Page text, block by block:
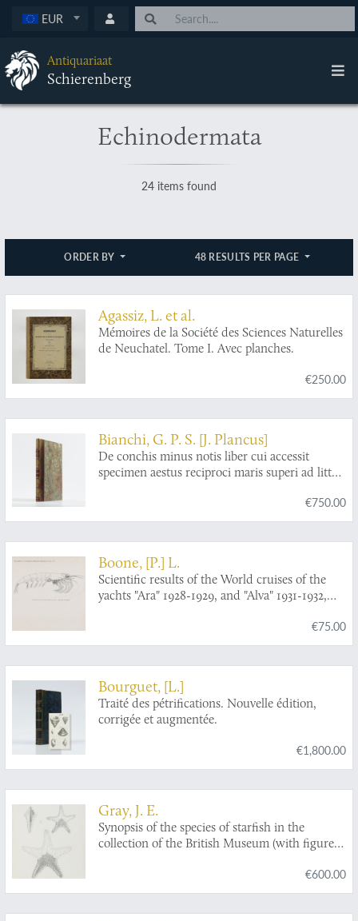
EUR
Antiquariaat
Schierenberg
Echinodermata
24 items found
ORDER BY 48 RESULTS PER PAGE
Agassiz, L. et al.
Mémoires de la Société des Sciences Naturelles
de Neuchatel. Tome I. Avec planches.
€250.00
Bianchi, G. P. S. [J. Plancus]
De conchis minus notis liber cui accessit
specimen aestus reciproci maris superi ad littus
€750.00
Boone, [P.] L.
Scientific results of the World cruises of the
yachts "Ara" 1928-1929, and "Alva" 1931-1932,
Vanderbilt, commanding. Crustacea: Anomura,
Echinoidea.
€75.00
Bourguet, [L.]
Traité des pétrifications. Nouvelle édition,
corrigée et augmentée.
€1,800.00
Gray, J. E.
Synopsis of the species of starfish in the
collection of the British Museum (with figures
€600.00